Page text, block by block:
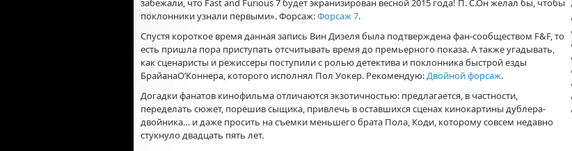
забежали, что Fast and Furious 7 будет экранизирован весной 2015 года! П. С.Он желал бы, чтобы
поклонники узнали первыми». Форсаж:Форсаж 7.
Спустя короткое время данная запись Вин Дизеля была подтверждена фан-сообществом F&F, то
есть пришла пора приступать отсчитывать время до премьерного показа. А также угадывать,
как сценаристы и режиссеры поступили с ролью детектива и поклонника быстрой езды
БрайанаО’Коннера, которого исполнял Пол Уокер. Рекомендую:Двойной форсаж.
Догадки фанатов кинофильма отличаются экзотичностью: предлагается, в частности,
переделать сюжет, порешив сыщика, привлечь в оставшихся сценах кинокартины дублера-
двойника… и даже просить на съемки меньшего брата Пола, Коди, которому совсем недавно
стукнуло двадцать пять лет.